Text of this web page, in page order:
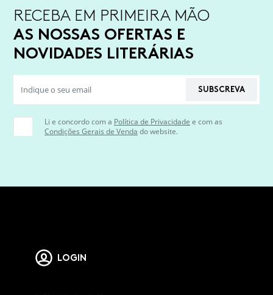
RECEBA EM PRIMEIRA MÃO
AS NOSSAS OFERTAS E
NOVIDADES LITERÁRIAS
SUBSCREVA
Li e concordo com a Política de Privacidade e com as
Condições Gerais de Venda do website.
LOGIN